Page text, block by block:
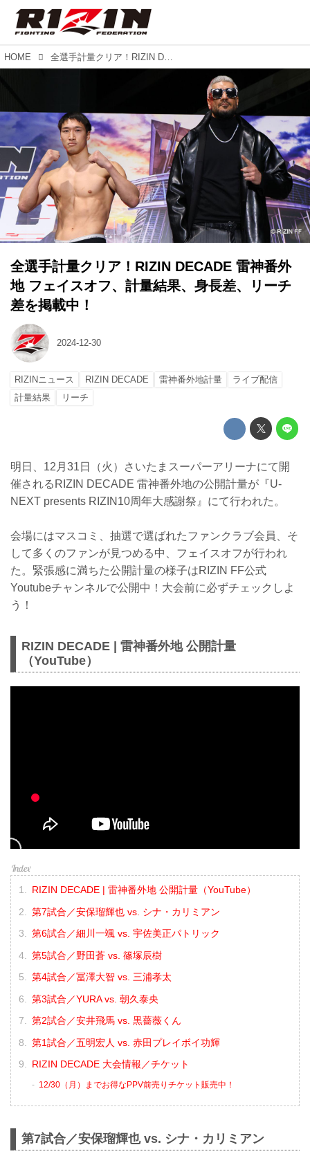
HOME 全選手計量クリア！RIZIN DECADE 雷神番外地 フェイスオフ、計量結果、身長差、リーチ差を掲載中！
全選手計量クリア！RIZIN DECADE 雷神番外
地 フェイスオフ、計量結果、身長差、リーチ
差を掲載中！
2024-12-30
RIZINニュース RIZIN DECADE 雷神番外地計量
ライブ配信
計量結果
リーチ
明日、12月31日（火）さいたまスーパーアリーナにて開
催されるRIZIN DECADE 雷神番外地の公開計量が『U-
NEXT presents RIZIN10周年大感謝祭』にて行われた。
会場にはマスコミ、抽選で選ばれたファンクラブ会員、そ
して多くのファンが見つめる中、フェイスオフが行われ
た。緊張感に満ちた公開計量の様子はRIZIN FF公式
Youtubeチャンネルで公開中！大会前に必ずチェックしよ
う！
RIZIN DECADE | 雷神番外地 公開計量
（YouTube）
RIZIN DECADE | 雷神番外地 公開計量（YouTube）
第7試合／安保瑠輝也 vs. シナ・カリミアン
第6試合／細川一颯 vs. 宇佐美正パトリック
第5試合／野田蒼 vs. 篠塚辰樹
第4試合／冨澤大智 vs. 三浦孝太
第3試合／YURA vs. 朝久泰央
第2試合／安井飛馬 vs. 黒薔薇くん
第1試合／五明宏人 vs. 赤田プレイボイ功輝
RIZIN DECADE 大会情報／チケット
12/30（月）までお得なPPV前売りチケット販売中！
第7試合／安保瑠輝也 vs. シナ・カリミアン